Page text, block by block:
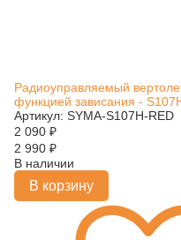
Радиоуправляемый
функцией зависания -
Артикул: SYMA-S107H-RED
2 090 ₽
2 990 ₽
В наличии
В корзину